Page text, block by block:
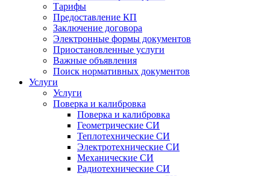
Тарифы
Предоставление КП
Заключение договора
Электронные формы документов
Приостановленные услуги
Важные объявления
Поиск нормативных документов
Услуги
Услуги
Поверка и калибровка
Поверка и калибровка
Геометрические СИ
Теплотехнические СИ
Электротехнические СИ
Механические СИ
Радиотехнические СИ